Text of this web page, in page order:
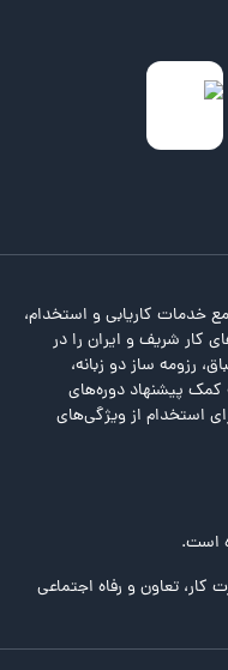
خدمات کاریابی و استخدام،
کار شریف و ایران را در
رزومه ساز دو زبانه،
کمک پیشنهاد دوره‌های
استخدام از ویژگی‌های
است.
کار، تعاون و رفاه اجتماعی